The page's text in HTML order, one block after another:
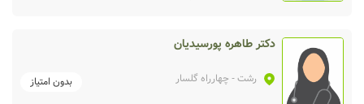
دکتر طاهره پورسیدیان
رشت- چهارراه گلسار بدون امتیاز